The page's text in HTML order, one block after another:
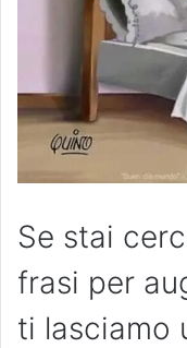
Se stai
frasi per
ti lasciamo